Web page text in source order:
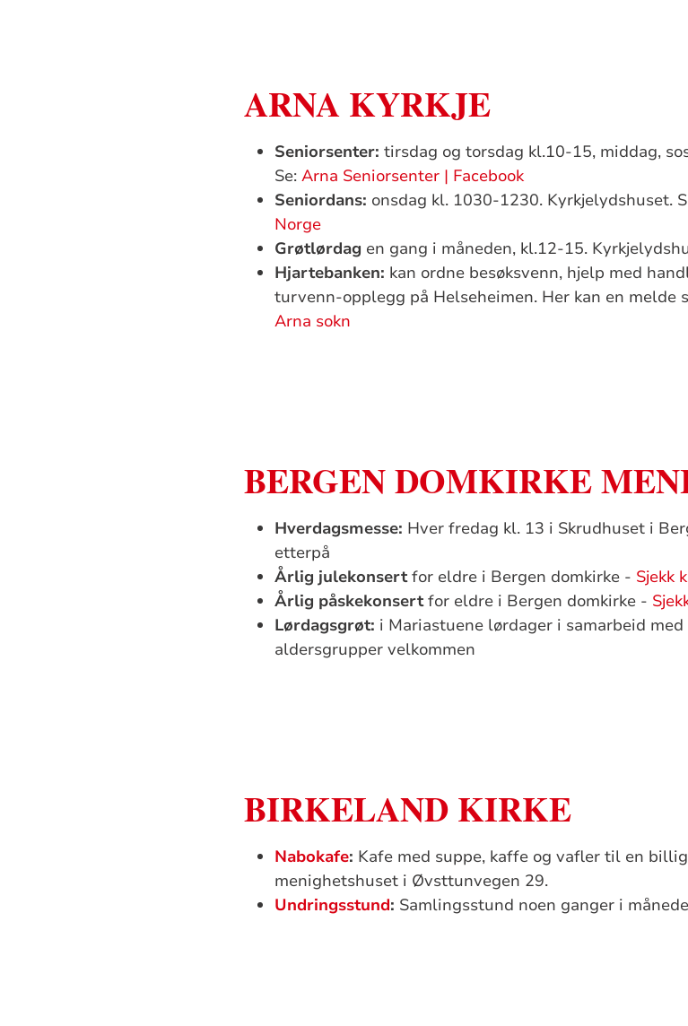
ARNA KYRKJE
Seniorsenter: tirsdag og torsdag kl.10-15, middag,
Se: Arna Seniorsenter | Facebook
Seniordans: onsdag kl. 1030-1230. Kyrkjelydshuset.
Norge
Grøtlørdag en gang i måneden, kl.12-15.
Hjartebanken: kan ordne besøksvenn, hjelp med
turvenn-opplegg på Helseheimen. Her kan en melde
Arna sokn
BERGEN DOMKIRKE
Hverdagsmesse: Hver fredag kl. 13 i Skrudhuset i
etterpå
Årlig julekonsertfor eldre i Bergen domkirke - Sjekk
Årlig påskekonsertfor eldre i Bergen domkirke -
Lørdagsgrøt: i Mariastuene lørdager i samarbeid
aldersgrupper velkommen
BIRKELAND KIRKE
Nabokafe: Kafe med suppe, kaffe og vafler til en
menighetshuset i Øvsttunvegen 29.
Undringsstund: Samlingsstund noen ganger i